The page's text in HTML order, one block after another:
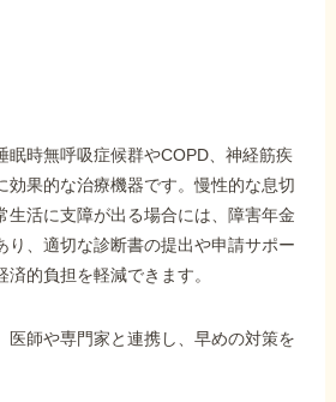
眠時無呼吸症候群やCOPD、神経筋疾
効果的な治療機器です。慢性的な息切
生活に支障が出る場合には、障害年金
り、適切な診断書の提出や申請サポー
済的負担を軽減できます。
医師や専門家と連携し、早めの対策を